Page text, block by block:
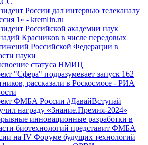
России дал интервью телеканалу
1» - kremlin.ru
Российской академии наук
Красников в числе передовых
Российской Федерации в
науки
статуса НМИЦ
"Сфера" подразумевает запуск 162
рассказали в Роскосмосе - РИА
ФМБА России #ДавайВступай
награду «Знание.Премия-2024»
инновационные разработки в
биотехнологий представит ФМБА
на IV Форуме будущих технологий